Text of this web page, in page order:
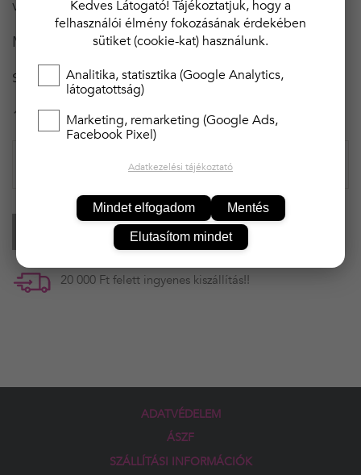
viselőjének!
Minőségi magyar áru!
SZÍN PIROS
1 990 Ft
KOSÁRBA
20 000 Ft felett ingyenes kiszállítás!!
ADATVÉDELEM
ÁSZF
SZÁLLÍTÁSI INFORMÁCIÓK
Kedves Látogató! Tájékoztatjuk, hogy a
felhasználói élmény fokozásának érdekében
sütiket (cookie-kat) használunk.
Analitika, statisztika (Google Analytics,
látogatottság)
Marketing, remarketing (Google Ads,
Facebook Pixel)
Adatkezelési tájékoztató
Mindet elfogadom Mentés
Elutasítom mindet